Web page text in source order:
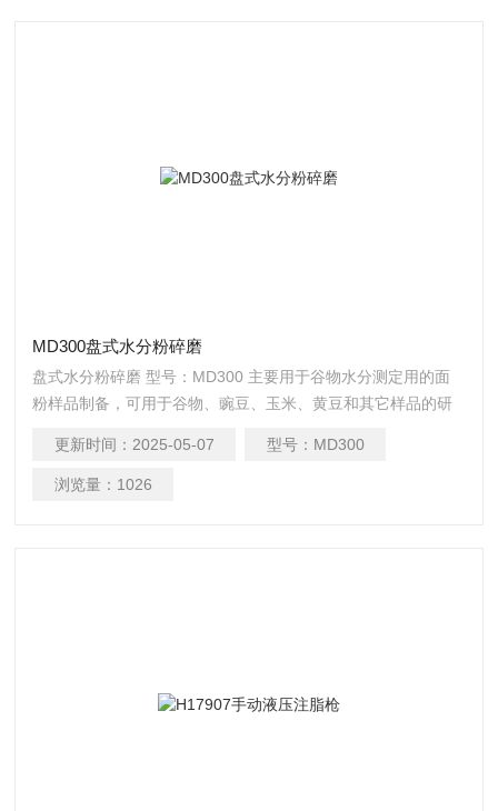
MD300盘式水分粉碎磨
盘式水分粉碎磨 型号：MD300 主要用于谷物水分测定用的面
粉样品制备，可用于谷物、豌豆、玉米、黄豆和其它样品的研
磨室后收集在可快速取下的塑料取样杯中。
更新时间： 2025-05-07 型号： MD300
浏览量： 1026